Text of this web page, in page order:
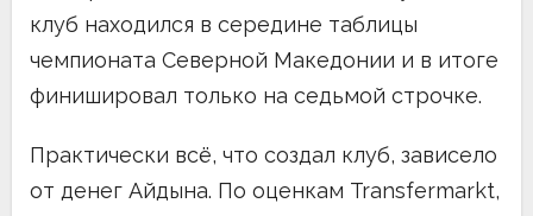
клуб находился в середине таблицы
чемпионата Северной Македонии и в итоге
финишировал только на седьмой строчке.
Практически всё, что создал клуб, зависело
от денег Айдына. По оценкам Transfermarkt,